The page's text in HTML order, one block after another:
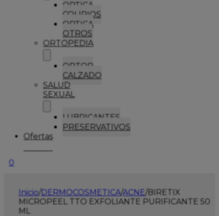
OPTICA
COLIRIOS
OPTICA
OTROS
ORTOPEDIA
ORTOP
CALZADO
SALUD
SEXUAL
LUBRICANTES
PRESERVATIVOS
Ofertas
0
Inicio/DERMOCOSMETICA/ACNE/BIRETIX
MICROPEEL TTO EXFOLIANTE PURIFICANTE 50
ML